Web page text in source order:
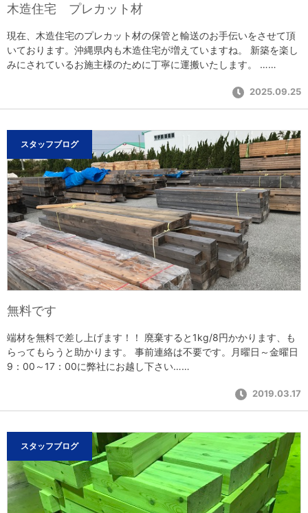
木造住宅 プレカット材
現在、木造住宅のプレカット材の保管と輸送のお手伝いをさせて頂
いております。沖縄県内も木造住宅が増えていますね。 新築を楽し
みにされているお施主様のために丁寧に運搬いたします。 ……
2025.09.25
スタッフブログ
無料です
端材を無料で差し上げます！！ 廃棄すると1kg/8円かかります、も
らってもらうと助かります。 事前連絡は不要です。月曜日～金曜日
9：00～17：00に弊社にお越し下さい……
2019.03.17
スタッフブログ